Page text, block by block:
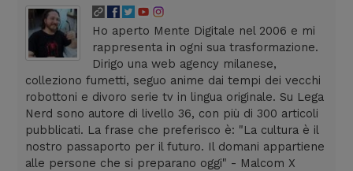
Ho aperto Mente Digitale nel 2006 e mi
rappresenta in ogni sua trasformazione.
Dirigo una web agency milanese,
colleziono fumetti, seguo anime dai tempi dei vecchi
robottoni e divoro serie tv in lingua originale. Su Lega
Nerd sono autore di livello 36, con più di 300 articoli
pubblicati. La frase che preferisco è: "La cultura è il
nostro passaporto per il futuro. Il domani appartiene
alle persone che si preparano oggi" - Malcom X